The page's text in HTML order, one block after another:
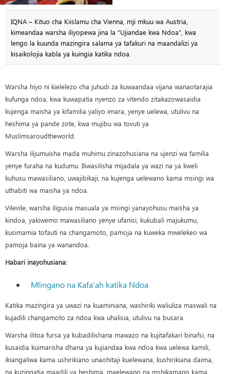
IQNA – Kituo cha Kiislamu cha Vienna, mji mkuu wa Austria,
kimeandaa warsha iliyopewa jina la “Ujiandae kwa Ndoa”, kwa
lengo la kuunda mazingira salama ya tafakuri na maandalizi ya
kisaikolojia kabla ya kuingia katika ndoa.
Warsha hiyo ni kielelezo cha juhudi za kuwaandaa vijana wanaotarajia
kufunga ndoa, kwa kuwapatia nyenzo za vitendo zitakazowasaidia
kujenga maisha ya kifamilia yaliyo imara, yenye uelewa, utulivu na
heshima ya pande zote, kwa mujibu wa tovuti ya
Muslimsaroudtheworld.
Warsha ilijumuisha mada muhimu zinazohusiana na ujenzi wa familia
yenye furaha na kudumu. Iliwasilisha mijadala ya wazi na ya kweli
kuhusu mawasiliano, uwajibikaji, na kujenga uelewano kama msingi wa
uthabiti wa maisha ya ndoa.
Vilevile, warsha iligusia masuala ya msingi yanayohusu maisha ya
kindoa, yakiwemo mawasiliano yenye ufanisi, kukubali majukumu,
kusimamia tofauti na changamoto, pamoja na kuweka mwelekeo wa
pamoja baina ya wanandoa.
Habari inayohusiana:
Mlingano na Kafa’ah katika Ndoa
Katika mazingira ya uwazi na kuaminiana, washiriki waliuliza maswali na
kujadili changamoto za ndoa kwa uhalisia, utulivu na busara.
Warsha ilitoa fursa ya kubadilishana mawazo na kujitafakari binafsi, na
kusaidia kuimarisha dhana ya kujiandaa kwa ndoa kwa uelewa kamili,
ikiangaliwa kama ushirikiano unaohitaji kuelewana, kushirikiana daima,
na kuzingatia maadili ya heshima, maelewano na mshikamano kama